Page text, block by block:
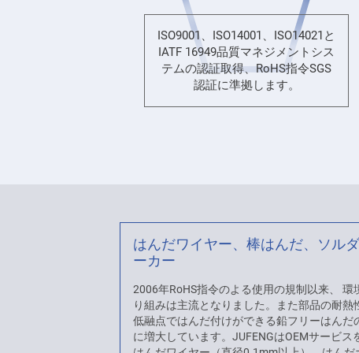
ISO9001、ISO14001、ISO14021と
IATF 16949品質マネジメントシス
テムの認証取得、RoHS指令SGS
認証に準拠します。
はんだワイヤー、棒はんだ、ソル
ーカー
2006年RoHS指令のよる使用の規制以来、 環
り組みは主流となりました。また部品の耐熱
低融点ではんだ付けができる鉛フリーはんだ
に増大しています。JUFENGはOEMサービス